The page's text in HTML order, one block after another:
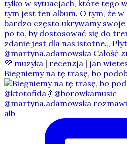
Biegniemy na tę trasę, bo
@martyna.adamowska
alb